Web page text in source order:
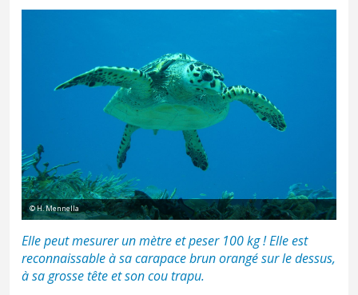
© H. Mennella
Elle peut mesurer un mètre et peser 100 kg ! Elle est
reconnaissable à sa carapace brun orangé sur le dessus,
à sa grosse tête et son cou trapu.